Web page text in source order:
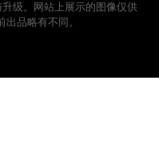
级。网站上展示的图像仅供
品略有不同。